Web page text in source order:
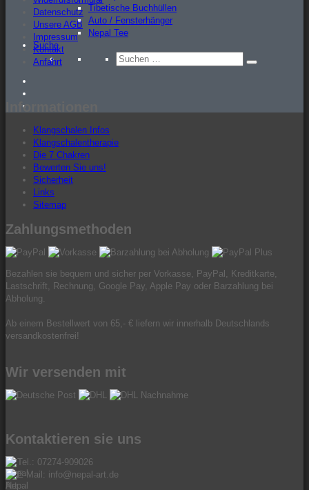
Tibetische Buchhüllen
Auto / Fensterhänger
Nepal Tee
Suche
Suche
nach:
Suchen
Datenschutz
Unsere AGB
Impressum
Kontakt
Anfahrt
Informationen
Klangschalen Infos
Klangschalentherapie
Die 7 Chakren
Bewerten Sie uns!
Sicherheit
Links
Sitemap
Zahlungsmethoden
Bezahlen sie bequem und sicher per Vorkasse, PayPal, Kreditkarte,
Lastschrift, Rechnung, Google Pay, Apple Pay oder Barzahlung bei
Abholung.
Ab einem Bestellwert von 65,- € liefern wir innerhalb Deutschlands
versandkostenfrei!
Wir versenden mit
Kontaktieren sie uns
Tel.: 07274-909026
E-Mail: info@nepal-art.de